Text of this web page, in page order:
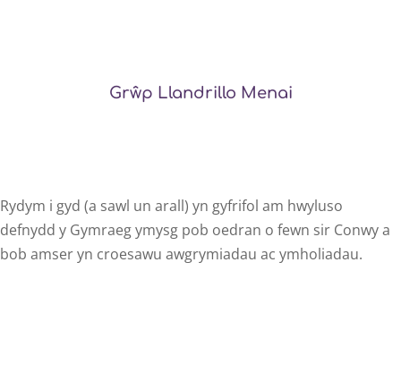
Grŵp Llandrillo Menai
Rydym i gyd (a sawl un arall) yn gyfrifol am hwyluso
defnydd y Gymraeg ymysg pob oedran o fewn sir Conwy a
bob amser yn croesawu awgrymiadau ac ymholiadau.